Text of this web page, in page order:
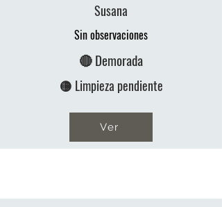
Susana
Sin observaciones
🔴 Demorada
🟡 Limpieza pendiente
Ver